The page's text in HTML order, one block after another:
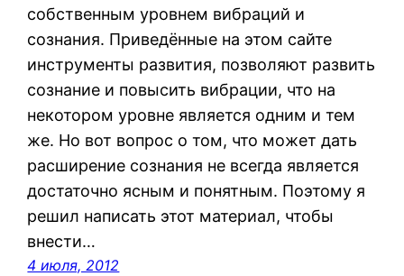
собственным уровнем вибраций и
сознания. Приведённые на этом сайте
инструменты развития, позволяют развить
сознание и повысить вибрации, что на
некотором уровне является одним и тем
же. Но вот вопрос о том, что может дать
расширение сознания не всегда является
достаточно ясным и понятным. Поэтому я
решил написать этот материал, чтобы
внести…
4 июля, 2012